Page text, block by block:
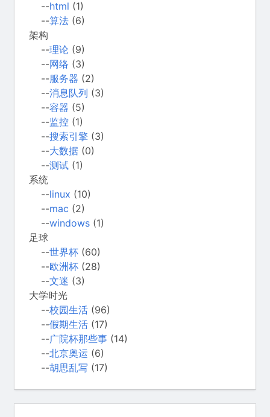
--html (1)
--算法 (6)
架构
--理论 (9)
--网络 (3)
--服务器 (2)
--消息队列 (3)
--容器 (5)
--监控 (1)
--搜索引擎 (3)
--大数据 (0)
--测试 (1)
系统
--linux (10)
--mac (2)
--windows (1)
足球
--世界杯 (60)
--欧洲杯 (28)
--文迷 (3)
大学时光
--校园生活 (96)
--假期生活 (17)
--广院杯那些事 (14)
--北京奥运 (6)
--胡思乱写 (17)